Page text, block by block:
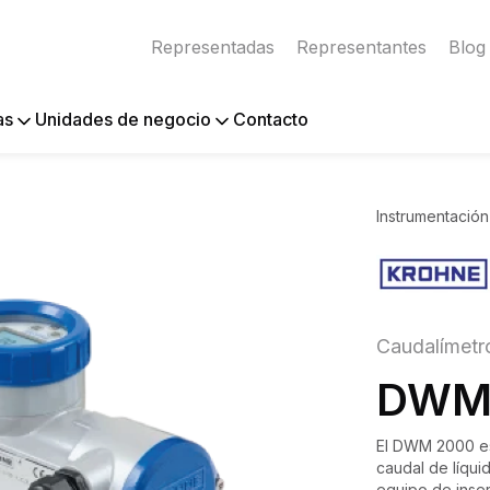
Representadas Representantes Blog
Unidades de negocio Contacto
Instrumentación
El DWM 2000
caudal de